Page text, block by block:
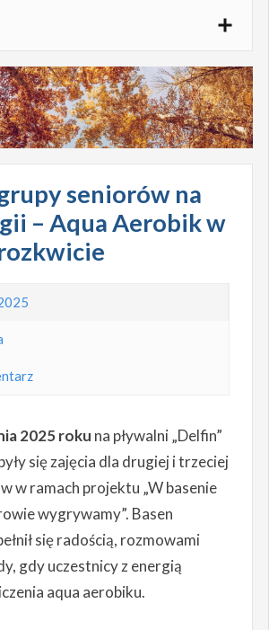
seniorów na
– Aqua Aerobik w
2025 roku na pływalni „Delfin”
się zajęcia dla drugiej i trzeciej
w ramach projektu „W basenie
wygrywamy”. Basen
się radością, rozmowami
gdy uczestnicy z energią
aqua aerobiku.